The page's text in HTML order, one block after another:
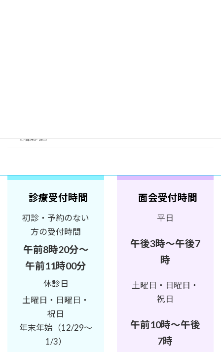
2階案内図
診療受付時間
初診・予約のない
方の受付時間
午前8時20分～
午前11時00分
休診日
土曜日・日曜日・
祝日
年末年始（12/29～
1/3）
面会受付時間
平日
午後3時～午後7
時
土曜日・日曜日・
祝日
午前10時～午後
7時